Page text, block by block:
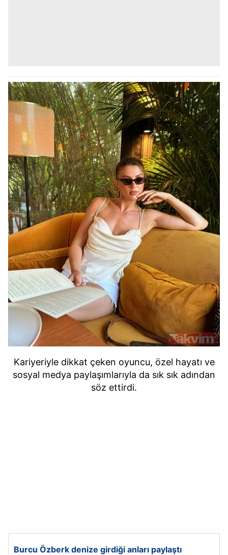
Kariyeriyle dikkat çeken oyuncu, özel hayatı ve
sosyal medya paylaşımlarıyla da sık sık adından
söz ettirdi.
Burcu Özberk denize girdiği anları paylaştı